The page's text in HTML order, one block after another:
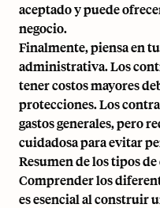
aceptado y puede
negocio.
Finalmente, piensa en
administrativa. Los
tener costos mayores
protecciones. Los
gastos generales, pero
cuidadosa para evitar
Resumen de los tipos
Comprender los
es esencial al construir